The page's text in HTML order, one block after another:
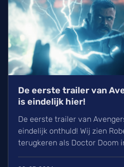
De eerste trailer van
is eindelijk hier!
De eerste trailer van
eindelijk onthuld! Wij zien
terugkeren als Doctor Doom
tussen verschillende